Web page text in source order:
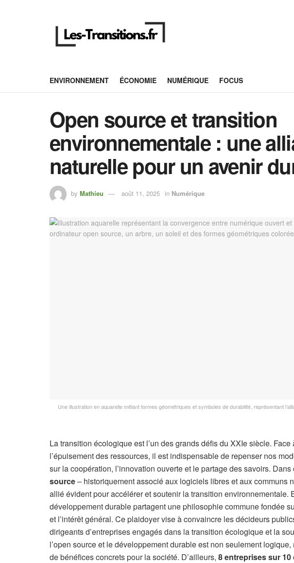
ENVIRONNEMENT ÉCONOMIE NUMÉRIQUE FOCUS
Open source et transition
environnementale : une
naturelle pour un avenir
by Mathieu août 11, 2025 in Numérique
Une illustration en aquarelle mêlant formes géométriques et symboles de durabilité, représentant
La transition écologique est l’un des grands défis du XXIe siècle. Face
l’épuisement des ressources, il est indispensable de repenser nos
sur la coopération, l’innovation ouverte et le partage des savoirs.
source– historiquement associé aux logiciels libres et aux communs
allié évident pour accélérer et soutenir la transition environnementale.
développement durable partagent une philosophie commune fondée
et l’intérêt général. Ce plaidoyer vise à convaincre les décideurs
dirigeants d’entreprises engagés dans la transition écologique et la
l’open source et le développement durable est non seulement
de bénéfices concrets pour la société. D’ailleurs, 8 entreprises sur